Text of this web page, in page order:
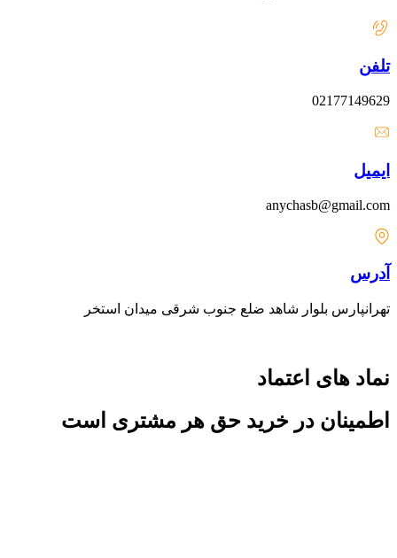
تلفن
02177149629
ایمیل
anychasb@gmail.com
آدرس
تهرانپارس بلوار شاهد ضلع جنوب شرقی میدان استخر
نماد های اعتماد
اطمینان در خرید حق هر مشتری است